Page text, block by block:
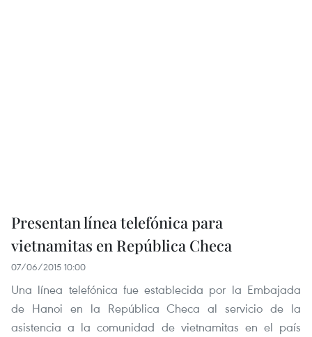
Presentan línea telefónica para
vietnamitas en República Checa
07/06/2015 10:00
Una línea telefónica fue establecida por la Embajada
de Hanoi en la República Checa al servicio de la
asistencia a la comunidad de vietnamitas en el país